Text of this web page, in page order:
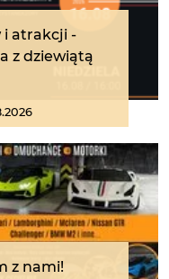
i atrakcji -
z dziewiątą
z nami!